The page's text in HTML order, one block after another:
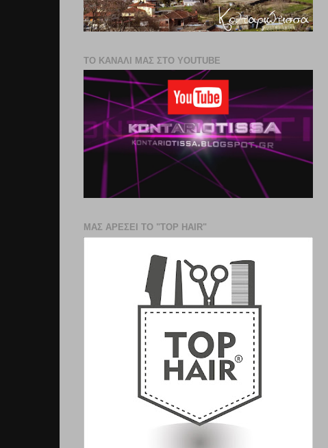
ΤΟ ΚΑΝΑΛΙ ΜΑΣ ΣΤΟ YOUTUBE
ΜΑΣ ΑΡΕΣΕΙ ΤΟ "TOP HAIR"